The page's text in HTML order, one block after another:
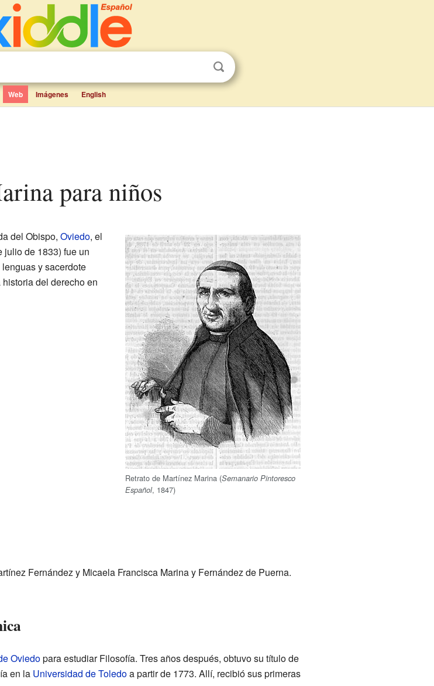
Web Imágenes English
para niños
Retrato de Martínez Marina (Semanario Pintoresco
Español, 1847)
del Obispo, Oviedo, el
julio de 1833) fue un
y sacerdote
del derecho en
Fernández y Micaela Francisca Marina y Fernández de Puerna.
Oviedopara estudiar Filosofía. Tres años después, obtuvo su título de
en la Universidad de Toledoa partir de 1773. Allí, recibió sus primeras